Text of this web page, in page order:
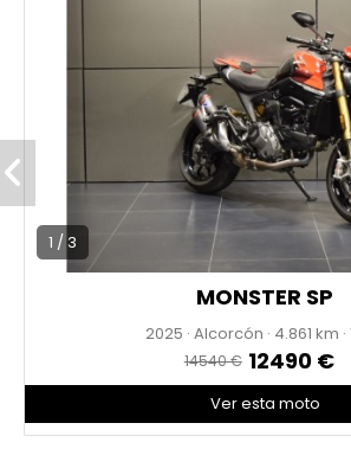
1 / 3
MONSTER SP
2025 · Alcorcón · 4.861 ·
14540 € 12490 €
Ver esta moto